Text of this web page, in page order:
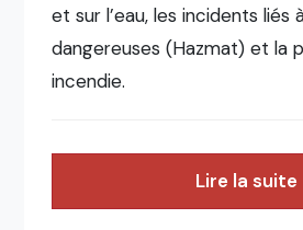
et sur l’eau, les incidents liés
dangereuses (Hazmat) et la
incendie.
Lire la suite